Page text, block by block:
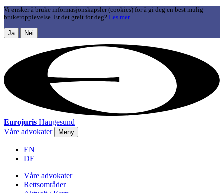
Vi ønsker å bruke informasjonskapsler (cookies) for å gi deg en best mulig
brukeropplevelse. Er det greit for deg? Les mer
Ja Nei
Eurojuris Haugesund
Våre advokater
Meny
EN
DE
Våre advokater
Rettsområder